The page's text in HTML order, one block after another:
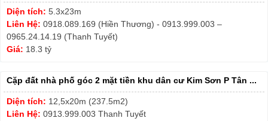
Diện tích: 5.3x23m
Liên Hệ: 0918.089.169 (Hiền Thương) - 0913.999.003 –
0965.24.14.19 (Thanh Tuyết)
Giá: 18.3 tỷ
Cặp đất nhà phố góc 2 mặt tiền khu dân cư Kim Sơn P Tân ...
Diện tích: 12,5x20m (237.5m2)
Liên Hệ: 0913.999.003 Thanh Tuyết